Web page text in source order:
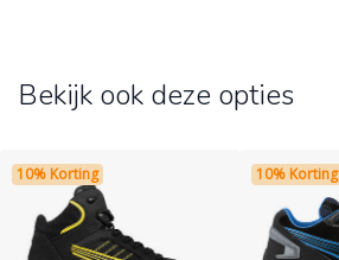
Bekijk ook deze opties
10% Korting 10% Korting